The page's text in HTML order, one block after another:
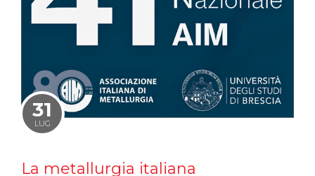
31
LUG
La metallurgia italiana